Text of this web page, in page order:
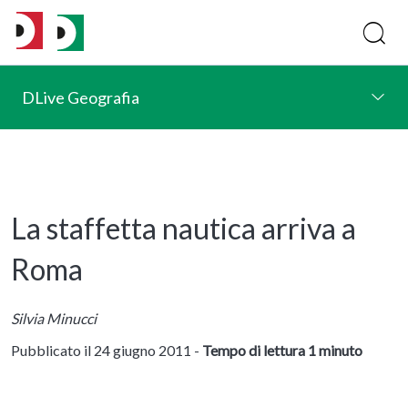
DLive Geografia
La staffetta nautica arriva a
Roma
Silvia Minucci
Pubblicato il 24 giugno 2011 - Tempo di lettura 1 minuto